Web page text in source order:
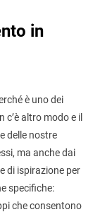
in
è uno dei
altro modo e il
delle nostre
ma anche dai
di ispirazione per
specifiche:
che consentono